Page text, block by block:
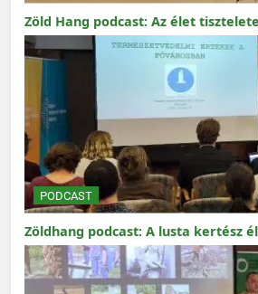
Zöld Hang podcast: Az élet
PODCAST
Zöldhang podcast: A lusta kertész